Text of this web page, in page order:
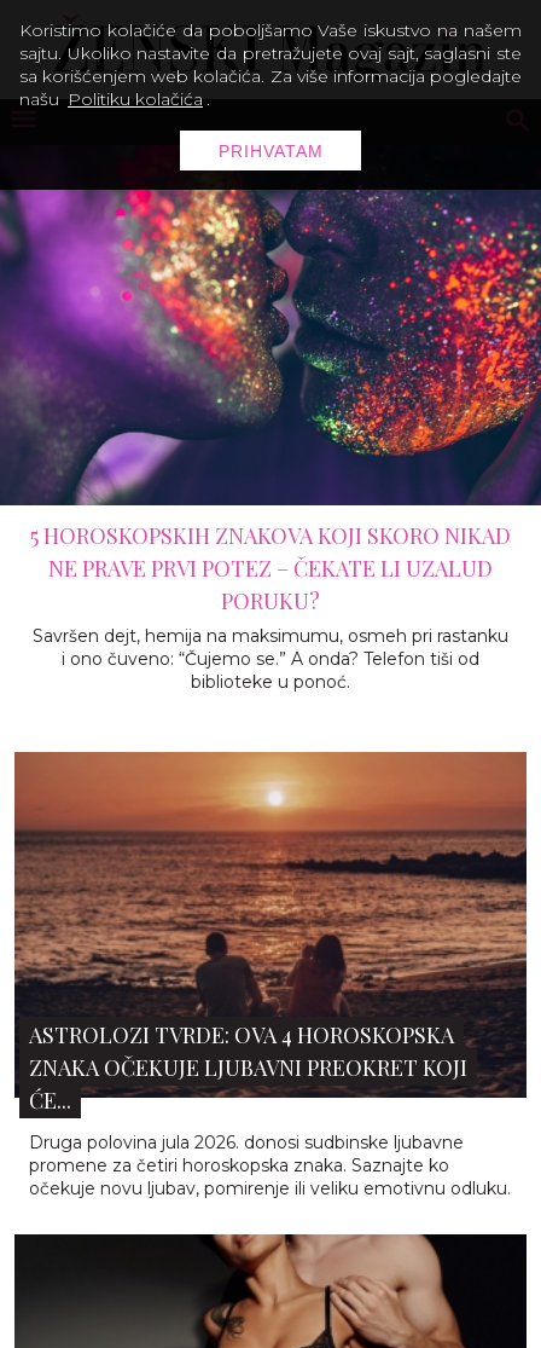
5 HOROSKOPSKIH ZNAKOVA KOJI SKORO NIKAD
NE PRAVE PRVI POTEZ – ČEKATE LI UZALUD
PORUKU?
Savršen dejt, hemija na maksimumu, osmeh pri rastanku
i ono čuveno: “Čujemo se.” A onda? Telefon tiši od
biblioteke u ponoć.
ASTROLOZI TVRDE: OVA 4 HOROSKOPSKA
ZNAKA OČEKUJE LJUBAVNI PREOKRET KOJI
ĆE...
Druga polovina jula 2026. donosi sudbinske ljubavne
promene za četiri horoskopska znaka. Saznajte ko
očekuje novu ljubav, pomirenje ili veliku emotivnu odluku.
Koristimo kolačiće da poboljšamo Vaše iskustvo na našem
sajtu. Ukoliko nastavite da pretražujete ovaj sajt, saglasni ste
sa korišćenjem web kolačića. Za više informacija pogledajte
našu Politiku kolačića .
PRIHVATAM